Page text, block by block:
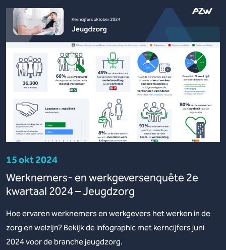
15 okt 2024
Werknemers- en werkgeversenquête 2e
kwartaal 2024 – Jeugdzorg
Hoe ervaren werknemers en werkgevers het werken in de
zorg en welzijn? Bekijk de infographic met kerncijfers juni
2024 voor de branche jeugdzorg.